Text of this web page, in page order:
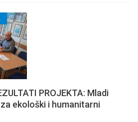
PROJEKTA: Mladi
ekološki i humanitarni